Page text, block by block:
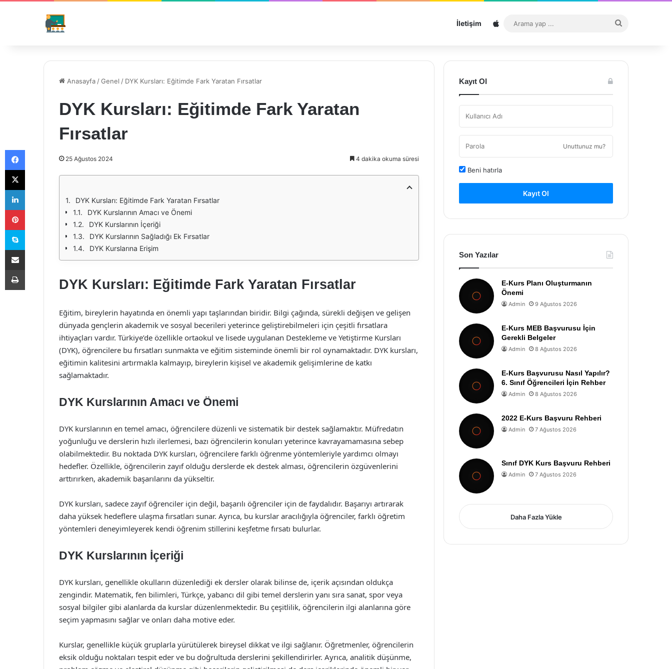
İletişim Sitemap
...
Anasayfa /Genel / DYK Kursları: Eğitimde Fark Yaratan Fırsatlar
DYK Kursları: Eğitimde Fark Yaratan
Fırsatlar
25 Ağustos 2024 4 dakika okuma süresi
DYK Kursları: Eğitimde Fark Yaratan Fırsatlar
DYK Kurslarının Amacı ve Önemi
DYK Kurslarının İçeriği
DYK Kurslarının Sağladığı Ek Fırsatlar
DYK Kurslarına Erişim
DYK Kursları: Eğitimde Fark Yaratan Fırsatlar
Eğitim, bireylerin hayatında en önemli yapı taşlarından biridir. Bilgi çağında, sürekli değişen ve gelişen
dünyada gençlerin akademik ve sosyal becerileri yeterince geliştirebilmeleri için çeşitli fırsatlara
ihtiyaçları vardır. Türkiye’de özellikle ortaokul ve lisede uygulanan Destekleme ve Yetiştirme Kursları
(DYK), öğrencilere bu fırsatları sunmakta ve eğitim sisteminde önemli bir rol oynamaktadır. DYK kursları,
eğitimin kalitesini artırmakla kalmayıp, bireylerin kişisel ve akademik gelişimlerine de katkı
sağlamaktadır.
DYK Kurslarının Amacı ve Önemi
DYK kurslarının en temel amacı, öğrencilere düzenli ve sistematik bir destek sağlamaktır. Müfredatın
yoğunluğu ve derslerin hızlı ilerlemesi, bazı öğrencilerin konuları yeterince kavrayamamasına sebep
olabilmektedir. Bu noktada DYK kursları, öğrencilere farklı öğrenme yöntemleriyle yardımcı olmayı
hedefler. Özellikle, öğrencilerin zayıf olduğu derslerde ek destek alması, öğrencilerin özgüvenlerini
arttırırken, akademik başarılarını da yükseltir.
DYK kursları, sadece zayıf öğrenciler için değil, başarılı öğrenciler için de faydalıdır. Başarıyı artırarak
daha yüksek hedeflere ulaşma fırsatları sunar. Ayrıca, bu kurslar aracılığıyla öğrenciler, farklı öğretim
yöntemleri deneyimleyerek kendi öğrenim stillerini keşfetme fırsatı bulurlar.
DYK Kurslarının İçeriği
DYK kursları, genellikle okulların düzenlediği ek dersler olarak bilinse de, içerik açısından oldukça
zengindir. Matematik, fen bilimleri, Türkçe, yabancı dil gibi temel derslerin yanı sıra sanat, spor veya
sosyal bilgiler gibi alanlarda da kurslar düzenlenmektedir. Bu çeşitlilik, öğrencilerin ilgi alanlarına göre
seçim yapmasını sağlar ve onları daha motive eder.
Kurslar, genellikle küçük gruplarla yürütülerek bireysel dikkat ve ilgi sağlanır. Öğretmenler, öğrencilerin
eksik olduğu noktaları tespit eder ve bu doğrultuda derslerini şekillendirirler. Ayrıca, analitik düşünme,
Kayıt Ol
Unuttunuz mu?
Beni hatırla
Kayıt Ol
Son Yazılar
E-Kurs Planı Oluşturmanın
Önemi
Admin 9 Ağustos 2026
E-Kurs MEB Başvurusu İçin
Gerekli Belgeler
Admin 8 Ağustos 2026
E-Kurs Başvurusu Nasıl Yapılır?
6. Sınıf Öğrencileri İçin Rehber
Admin 8 Ağustos 2026
2022 E-Kurs Başvuru Rehberi
Admin 7 Ağustos 2026
Sınıf DYK Kurs Başvuru Rehberi
Admin 7 Ağustos 2026
Daha Fazla Yükle
Facebook
X
LinkedIn
Pinterest
Skype
E-Posta ile paylaş